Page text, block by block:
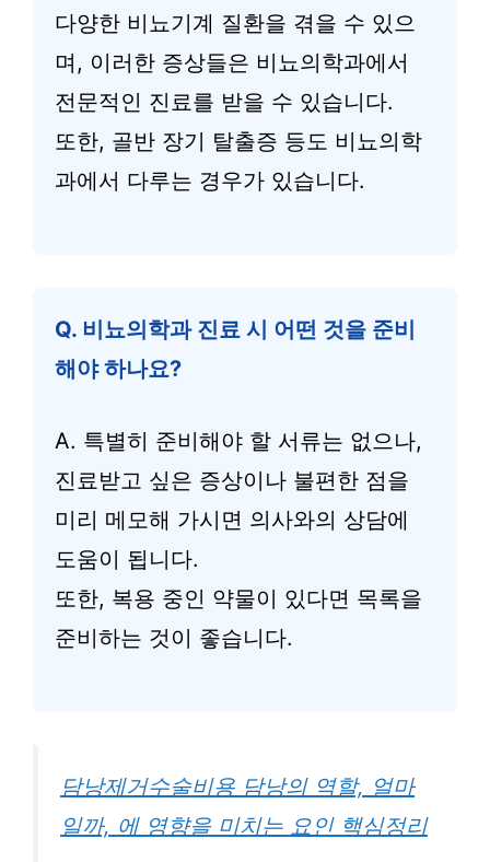
다양한 비뇨기계 질환을 겪을 수 있으
며, 이러한 증상들은 비뇨의학과에서
전문적인 진료를 받을 수 있습니다.
또한, 골반 장기 탈출증 등도 비뇨의학
과에서 다루는 경우가 있습니다.
Q. 비뇨의학과 진료 시 어떤 것을 준비
해야 하나요?
A. 특별히 준비해야 할 서류는 없으나,
진료받고 싶은 증상이나 불편한 점을
미리 메모해 가시면 의사와의 상담에
도움이 됩니다.
또한, 복용 중인 약물이 있다면 목록을
준비하는 것이 좋습니다.
담낭제거수술비용 담낭의 역할, 얼마
일까, 에 영향을 미치는 요인 핵심정리